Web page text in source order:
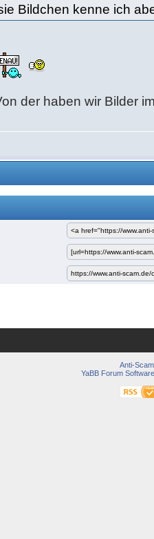
Bildchen kenne ich
der haben wir Bilder
Anti-Scam
YaBB Forum Software